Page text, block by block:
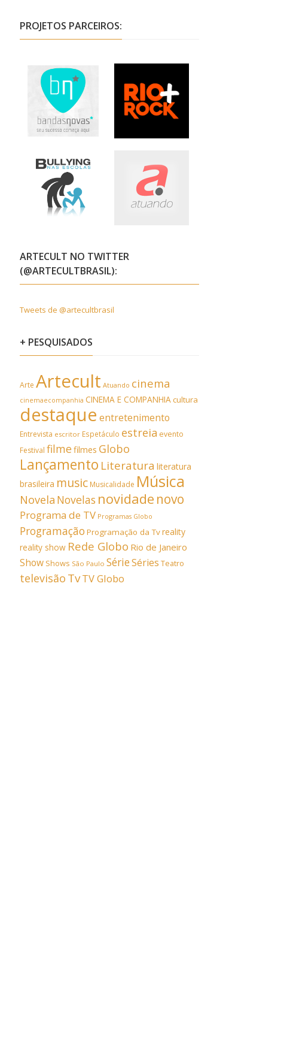
PROJETOS PARCEIROS:
ARTECULT NO TWITTER
(@ARTECULTBRASIL):
Tweets de @artecultbrasil
+ PESQUISADOS
Arte Artecult Atuando cinema
cinemaecompanhia CINEMA E COMPANHIAcultura
destaque entretenimento
Entrevista escritor Espetáculo estreia evento
Festival filmefilmes Globo
Lançamento Literatura literatura
brasileira music Musicalidade Música
Novela Novelas novidade novo
Programa de TV Programas Globo
Programação Programação da Tvreality
reality show Rede Globo Rio de Janeiro
Show Shows São Paulo SérieSéries Teatro
televisão TvTV Globo